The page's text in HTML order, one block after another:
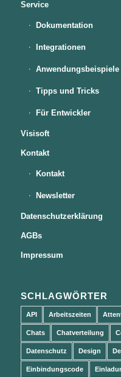
Service
Dokumentation
Integrationen
Anwendungsbeispiele
Tipps und Tricks
Für Entwickler
Visisoft
Kontakt
Kontakt
Newsletter
Datenschutzerklärung
AGBs
Impressum
SCHLAGWÖRTER
API Arbeitszeiten
Chats Chatverteilung
Datenschutz Design
Einbindungscode